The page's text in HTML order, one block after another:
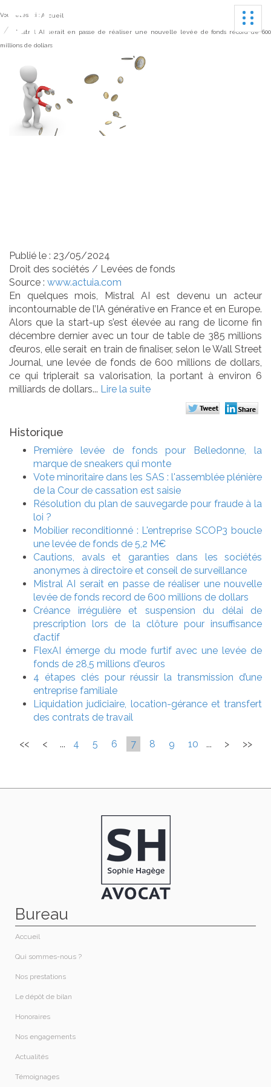
Vous êtes ici :Accueil
Mistral AI serait en passe de réaliser une nouvelle levée de fonds record de 600
millions de dollars
Publié le : 23/05/2024
Droit des sociétés / Levées de fonds
Source : www.actuia.com
En quelques mois, Mistral AI est devenu un acteur
incontournable de l’IA générative en France et en Europe.
Alors que la start-up s’est élevée au rang de licorne fin
décembre dernier avec un tour de table de 385 millions
d’euros, elle serait en train de finaliser, selon le Wall Street
Journal, une levée de fonds de 600 millions de dollars,
ce qui triplerait sa valorisation, la portant à environ 6
milliards de dollars... Lire la suite
Historique
Première levée de fonds pour Belledonne, la
marque de sneakers qui monte
Vote minoritaire dans les SAS : l'assemblée plénière
de la Cour de cassation est saisie
Résolution du plan de sauvegarde pour fraude à la
loi ?
Mobilier reconditionné : L'entreprise SCOP3 boucle
une levée de fonds de 5,2 M€
Cautions, avals et garanties dans les sociétés
anonymes à directoire et conseil de surveillance
Mistral AI serait en passe de réaliser une nouvelle
levée de fonds record de 600 millions de dollars
Créance irrégulière et suspension du délai de
prescription lors de la clôture pour insuffisance
d’actif
FlexAI émerge du mode furtif avec une levée de
fonds de 28,5 millions d'euros
4 étapes clés pour réussir la transmission d’une
entreprise familiale
Liquidation judiciaire, location-gérance et transfert
des contrats de travail
<< < ... 4 5 6 7 8 9 10 ... > >>
Bureau
Accueil
Qui sommes-nous ?​
Nos prestations​
Le dépôt de bilan
Honoraires​
Nos engagements
Actualités
Témoignages